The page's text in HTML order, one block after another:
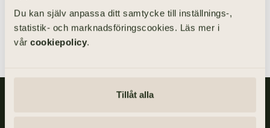
Du kan själv anpassa ditt samtycke till inställnings-,
statistik- och marknadsföringscookies. Läs mer i
vår cookiepolicy.
Tillåt alla
Affärsområdeschef